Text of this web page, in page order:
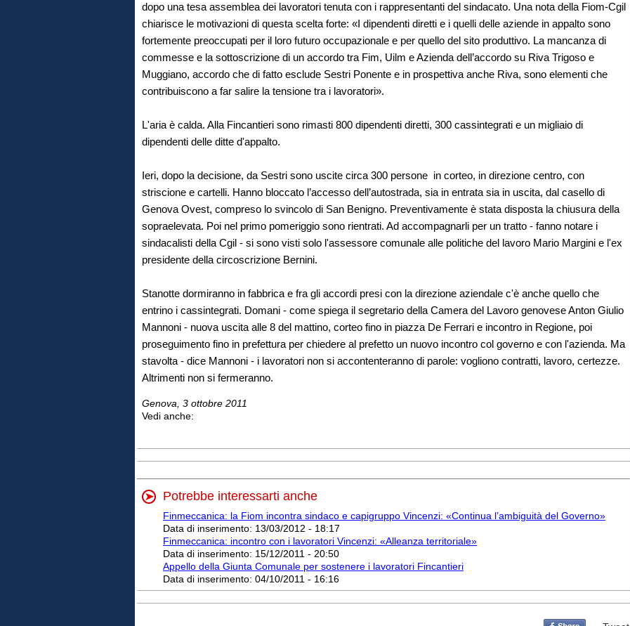
dopo una tesa assemblea dei lavoratori tenuta con i rappresentanti del sindacato. Una nota della Fiom-Cgil
chiarisce le motivazioni di questa scelta forte: «I dipendenti diretti e i quelli delle aziende in appalto sono
fortemente preoccupati per il loro futuro occupazionale e per quello del sito produttivo. La mancanza di
commesse e la sottoscrizione di un accordo tra Fim, Uilm e Azienda dell’accordo su Riva Trigoso e
Muggiano, accordo che di fatto esclude Sestri Ponente e in prospettiva anche Riva, sono elementi che
contribuiscono a far salire la tensione tra i lavoratori».
L'aria è calda. Alla Fincantieri sono rimasti 800 dipendenti diretti, 300 cassintegrati e un migliaio di
dipendenti delle ditte d'appalto.
Ieri, dopo la decisione, da Sestri sono uscite circa 300 persone in corteo, in direzione centro, con
striscione e cartelli. Hanno bloccato l’accesso dell’autostrada, sia in entrata sia in uscita, dal casello di
Genova Ovest, compreso lo svincolo di San Benigno. Preventivamente è stata disposta la chiusura della
sopraelevata. Poi nel primo pomeriggio sono rientrati. Ad accompagnarli per un tratto - fanno notare i
sindacalisti della Cgil - si sono visti solo l'assessore comunale alle politiche del lavoro Mario Margini e l'ex
presidente della circoscrizione Bernini.
Stanotte dormiranno in fabbrica e fra gli accordi presi con la direzione aziendale c'è anche quello che
entrino i cassintegrati. Domani - come spiega il segretario della Camera del Lavoro genovese Anton Giulio
Mannoni - nuova uscita alle 8 del mattino, corteo fino in piazza De Ferrari e incontro in Regione, poi
proseguimento fino in prefettura per chiedere al prefetto un nuovo incontro col governo e con l'azienda. Ma
stavolta - dice Mannoni - i lavoratori non si accontenteranno di parole: vogliono contratti, lavoro, certezze.
Altrimenti non si fermeranno.
Genova, 3 ottobre 2011
Vedi anche:
Potrebbe interessarti anche
Finmeccanica: la Fiom incontra sindaco e capigruppo Vincenzi: «Continua l’ambiguità del Governo»
Data di inserimento: 13/03/2012 - 18:17
Finmeccanica: incontro con i lavoratori Vincenzi: «Alleanza territoriale»
Data di inserimento: 15/12/2011 - 20:50
Appello della Giunta Comunale per sostenere i lavoratori Fincantieri
Data di inserimento: 04/10/2011 - 16:16